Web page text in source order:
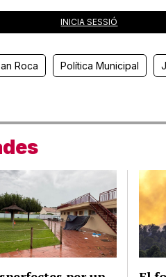
INICIA SESSIÓ
Roca Política Municipal